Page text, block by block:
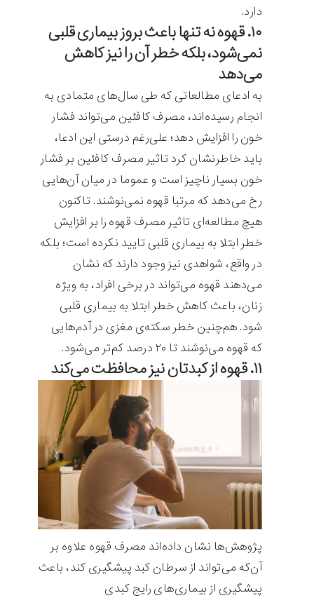
دارد.
‌۱۰. قهوه نه تنها باعث بروز بیماری قلبی
نمی‌شود، بلکه خطر آن را نیز کاهش
می‌دهد
به ادعای مطالعاتی که طی سال‌های متمادی به
انجام رسیده‌اند، مصرف کافئین می‌تواند فشار
خون را افزایش دهد؛ علی‌رغم درستی این ادعا،
باید خاطرنشان کرد تاثیر مصرف کافئین بر فشار
خون بسیار ناچیز است و عموما در میان آن‌هایی
رخ می‌دهد که مرتبا قهوه نمی‌نوشند. تاکنون
هیچ مطالعه‌ای تاثیر مصرف قهوه را بر افزایش
خطر ابتلا به بیماری قلبی تایید نکرده است؛ بلکه
در واقع، شواهدی نیز وجود دارند که نشان
می‌دهند قهوه می‌تواند در برخی افراد، به ویژه
زنان، باعث کاهش خطر ابتلا به بیماری قلبی
شود. هم‌چنین خطر سکته‌ی مغزی در آدم‌هایی
که قهوه می‌نوشند تا ۲۰ درصد کم‌تر می‌شود.
۱۱. قهوه از کبدتان نیز محافظت می‌کند
پژوهش‌ها نشان داده‌اند مصرف قهوه علاوه بر
آن‌که می‌تواند از سرطان کبد پیشگیری کند، باعث
پیشگیری از بیماری‌های رایج کبدی